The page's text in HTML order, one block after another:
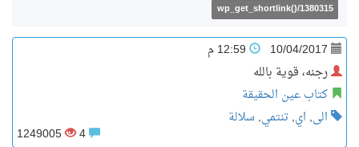
wp_get_shortlink()/1380315
10/04/2017
رجنه، قوية بالله
كتاب عين الحقيقة
الى, اي,تنتمي, سلالة
1249005